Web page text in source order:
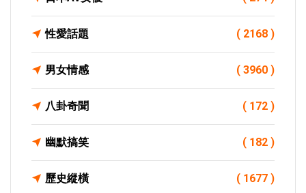
性愛話題 ( 2168 )
男女情感 ( 3960 )
八卦奇聞 ( 172 )
幽默搞笑 ( 182 )
歷史縱橫 ( 1677 )